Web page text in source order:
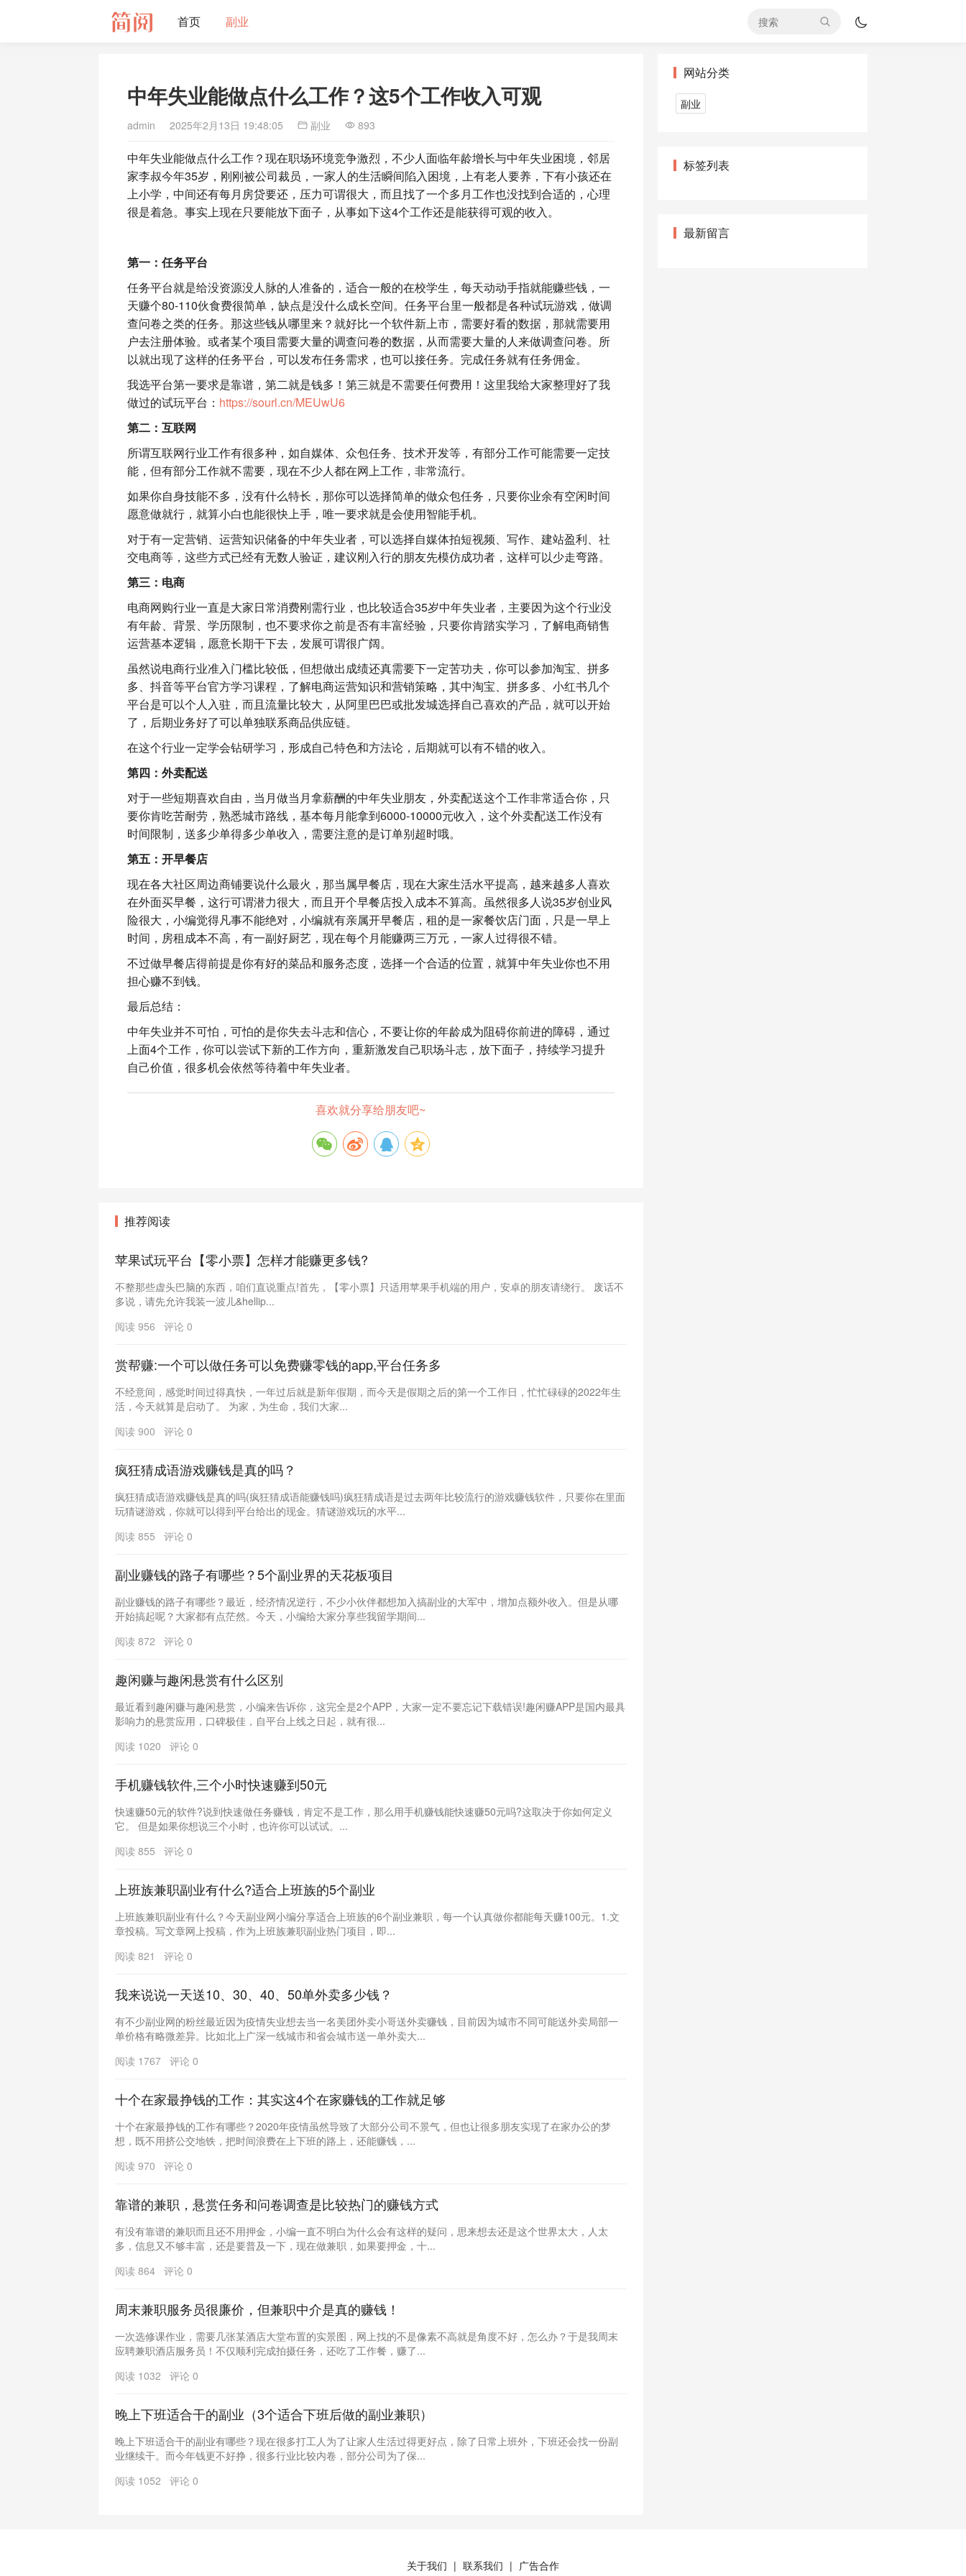
首页 副业
中年失业能做点什么工作？这5个工作收入可观
admin 2025年2月13日 19:48:05 副业 893
中年失业能做点什么工作？现在职场环境竞争激烈，不少人面临年龄增长与中年失业困境，邻居
家李叔今年35岁，刚刚被公司裁员，一家人的生活瞬间陷入困境，上有老人要养，下有小孩还在
上小学，中间还有每月房贷要还，压力可谓很大，而且找了一个多月工作也没找到合适的，心理
很是着急。事实上现在只要能放下面子，从事如下这4个工作还是能获得可观的收入。
第一： 任务平台
任务平台就是给没资源没人脉的人准备的，适合一般的在校学生，每天动动手指就能赚些钱，一
天赚个80-110伙食费很简单，缺点是没什么成长空间。任务平台里一般都是各种试玩游戏，做调
查问卷之类的任务。那这些钱从哪里来？就好比一个软件新上市，需要好看的数据，那就需要用
户去注册体验。或者某个项目需要大量的调查问卷的数据，从而需要大量的人来做调查问卷。所
以就出现了这样的任务平台，可以发布任务需求，也可以接任务。完成任务就有任务佣金。
我选平台第一要求是靠谱，第二就是钱多！第三就是不需要任何费用！这里我给大家整理好了我
做过的试玩平台： https://sourl.cn/MEUwU6
第二 ：互联网
所谓互联网行业工作有很多种，如自媒体、众包任务、技术开发等，有部分工作可能需要一定技
能，但有部分工作就不需要，现在不少人都在网上工作，非常流行。
如果你自身技能不多，没有什么特长，那你可以选择简单的做众包任务，只要你业余有空闲时间
愿意做就行，就算小白也能很快上手，唯一要求就是会使用智能手机。
对于有一定营销、运营知识储备的中年失业者，可以选择自媒体拍短视频、写作、建站盈利、社
交电商等，这些方式已经有无数人验证，建议刚入行的朋友先模仿成功者，这样可以少走弯路。
第三 ：电商
电商网购行业一直是大家日常消费刚需行业，也比较适合35岁中年失业者，主要因为这个行业没
有年龄、背景、学历限制，也不要求你之前是否有丰富经验，只要你肯踏实学习，了解电商销售
运营基本逻辑，愿意长期干下去，发展可谓很广阔。
虽然说电商行业准入门槛比较低，但想做出成绩还真需要下一定苦功夫，你可以参加淘宝、拼多
多、抖音等平台官方学习课程，了解电商运营知识和营销策略，其中淘宝、拼多多、小红书几个
平台是可以个人入驻，而且流量比较大，从阿里巴巴或批发城选择自己喜欢的产品，就可以开始
了，后期业务好了可以单独联系商品供应链。
在这个行业一定学会钻研学习，形成自己特色和方法论，后期就可以有不错的收入。
第四 ：外卖配送
对于一些短期喜欢自由，当月做当月拿薪酬的中年失业朋友，外卖配送这个工作非常适合你，只
要你肯吃苦耐劳，熟悉城市路线，基本每月能拿到6000-10000元收入，这个外卖配送工作没有
时间限制，送多少单得多少单收入，需要注意的是订单别超时哦。
第五：开早餐店
现在各大社区周边商铺要说什么最火，那当属早餐店，现在大家生活水平提高，越来越多人喜欢
在外面买早餐，这行可谓潜力很大，而且开个早餐店投入成本不算高。虽然很多人说35岁创业风
险很大，小编觉得凡事不能绝对，小编就有亲属开早餐店，租的是一家餐饮店门面，只是一早上
时间，房租成本不高，有一副好厨艺，现在每个月能赚两三万元，一家人过得很不错。
不过做早餐店得前提是你有好的菜品和服务态度，选择一个合适的位置，就算中年失业你也不用
担心赚不到钱。
最后总结：
中年失业并不可怕，可怕的是你失去斗志和信心，不要让你的年龄成为阻碍你前进的障碍，通过
上面4个工作，你可以尝试下新的工作方向，重新激发自己职场斗志，放下面子，持续学习提升
自己价值，很多机会依然等待着中年失业者。
喜欢就分享给朋友吧~
推荐阅读
苹果试玩平台【零小票】怎样才能赚更多钱?
不整那些虚头巴脑的东西，咱们直说重点!首先，【零小票】只适用苹果手机端的用户，安卓的朋友请绕行。 废话不
多说，请先允许我装一波儿&hellip...
阅读 956 评论 0
赏帮赚:一个可以做任务可以免费赚零钱的app,平台任务多
不经意间，感觉时间过得真快，一年过后就是新年假期，而今天是假期之后的第一个工作日，忙忙碌碌的2022年生
活，今天就算是启动了。 为家，为生命，我们大家...
阅读 900 评论 0
疯狂猜成语游戏赚钱是真的吗？
疯狂猜成语游戏赚钱是真的吗(疯狂猜成语能赚钱吗)疯狂猜成语是过去两年比较流行的游戏赚钱软件，只要你在里面
玩猜谜游戏，你就可以得到平台给出的现金。猜谜游戏玩的水平...
阅读 855 评论 0
副业赚钱的路子有哪些？5个副业界的天花板项目
副业赚钱的路子有哪些？最近，经济情况逆行，不少小伙伴都想加入搞副业的大军中，增加点额外收入。但是从哪
开始搞起呢？大家都有点茫然。今天，小编给大家分享些我留学期间...
阅读 872 评论 0
趣闲赚与趣闲悬赏有什么区别
最近看到趣闲赚与趣闲悬赏，小编来告诉你，这完全是2个APP，大家一定不要忘记下载错误!趣闲赚APP是国内最具
影响力的悬赏应用，口碑极佳，自平台上线之日起，就有很...
阅读 1020 评论 0
手机赚钱软件,三个小时快速赚到50元
快速赚50元的软件?说到快速做任务赚钱，肯定不是工作，那么用手机赚钱能快速赚50元吗?这取决于你如何定义
它。 但是如果你想说三个小时，也许你可以试试。...
阅读 855 评论 0
上班族兼职副业有什么?适合上班族的5个副业
上班族兼职副业有什么？今天副业网小编分享适合上班族的6个副业兼职，每一个认真做你都能每天赚100元。1.文
章投稿。写文章网上投稿，作为上班族兼职副业热门项目，即...
阅读 821 评论 0
我来说说一天送10、30、40、50单外卖多少钱？
有不少副业网的粉丝最近因为疫情失业想去当一名美团外卖小哥送外卖赚钱，目前因为城市不同可能送外卖局部一
单价格有略微差异。比如北上广深一线城市和省会城市送一单外卖大...
阅读 1767 评论 0
十个在家最挣钱的工作：其实这4个在家赚钱的工作就足够
十个在家最挣钱的工作有哪些？2020年疫情虽然导致了大部分公司不景气，但也让很多朋友实现了在家办公的梦
想，既不用挤公交地铁，把时间浪费在上下班的路上，还能赚钱，...
阅读 970 评论 0
靠谱的兼职，悬赏任务和问卷调查是比较热门的赚钱方式
有没有靠谱的兼职而且还不用押金，小编一直不明白为什么会有这样的疑问，思来想去还是这个世界太大，人太
多，信息又不够丰富，还是要普及一下，现在做兼职，如果要押金，十...
阅读 864 评论 0
周末兼职服务员很廉价，但兼职中介是真的赚钱！
一次选修课作业，需要几张某酒店大堂布置的实景图，网上找的不是像素不高就是角度不好，怎么办？于是我周末
应聘兼职酒店服务员！不仅顺利完成拍摄任务，还吃了工作餐，赚了...
阅读 1032 评论 0
晚上下班适合干的副业（3个适合下班后做的副业兼职）
晚上下班适合干的副业有哪些？现在很多打工人为了让家人生活过得更好点，除了日常上班外，下班还会找一份副
业继续干。而今年钱更不好挣，很多行业比较内卷，部分公司为了保...
阅读 1052 评论 0
网站分类
副业
标签列表
最新留言
关于我们 联系我们 广告合作